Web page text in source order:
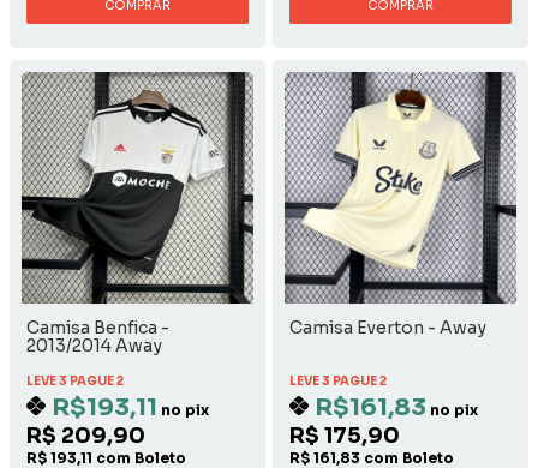
COMPRAR COMPRAR
Camisa Benfica -
2013/2014 Away
LEVE 3 PAGUE 2
R$193,11 no pix
R$ 209,90
R$ 193,11 com Boleto
Camisa Everton - Away
LEVE 3 PAGUE 2
R$161,83 no pix
R$ 175,90
R$ 161,83 com Boleto